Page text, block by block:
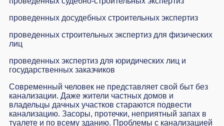
проведенных досудебных строительных экспертиз
проведенных строительных экспертиз для физических
лиц
проведенных экспертиз для юридических лиц и
государственных заказчиков
Современный человек не представляет свой быт без
канализации. Даже жители частных домов и
владельцы дачных участков стараются подвести
канализацию. Засоры, протечки, неприятный запах в
туалете и по всему зданию. Проблемы с канализацией